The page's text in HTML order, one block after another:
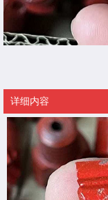
详细内容